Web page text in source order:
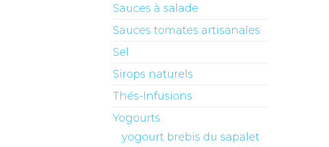
Sauces à salade
Sauces tomates artisanales
Sel
Sirops naturels
Thés-Infusions
Yogourts
yogourt brebis du sapalet